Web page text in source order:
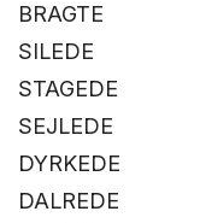
BRAGTE
SILEDE
STAGEDE
SEJLEDE
DYRKEDE
DALREDE